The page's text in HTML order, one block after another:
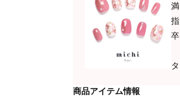
商品アイテム情報